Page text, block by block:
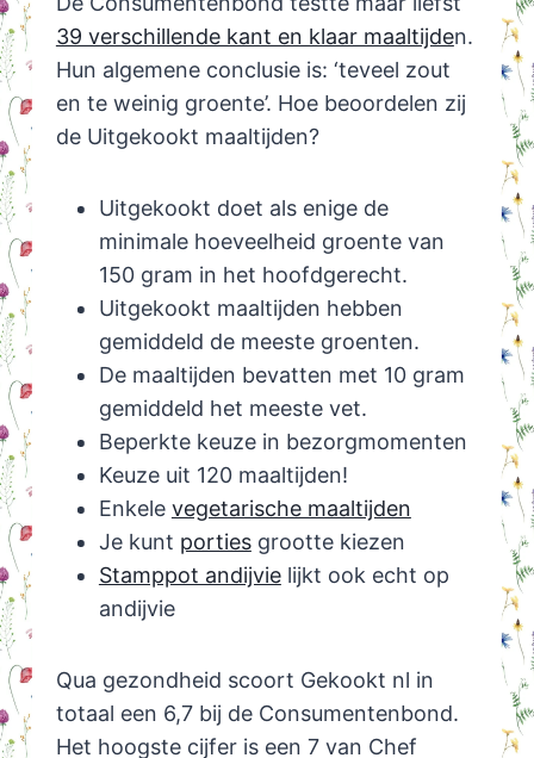
39 verschillende kant en klaar maaltijden.
Hun algemene conclusie is: ‘teveel zout
en te weinig groente’. Hoe beoordelen zij
de Uitgekookt maaltijden?
Uitgekookt doet als enige de
minimale hoeveelheid groente van
150 gram in het hoofdgerecht.
Uitgekookt maaltijden hebben
gemiddeld de meeste groenten.
De maaltijden bevatten met 10 gram
gemiddeld het meeste vet.
Beperkte keuze in bezorgmomenten
Keuze uit 120 maaltijden!
Enkele vegetarische maaltijden
Je kunt portiesgrootte kiezen
Stamppot andijvielijkt ook echt op
andijvie
Qua gezondheid scoort Gekookt nl in
totaal een 6,7 bij de Consumentenbond.
Het hoogste cijfer is een 7 van Chef